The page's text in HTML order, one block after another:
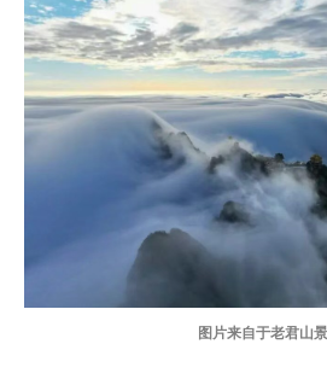
图片来自于老君山